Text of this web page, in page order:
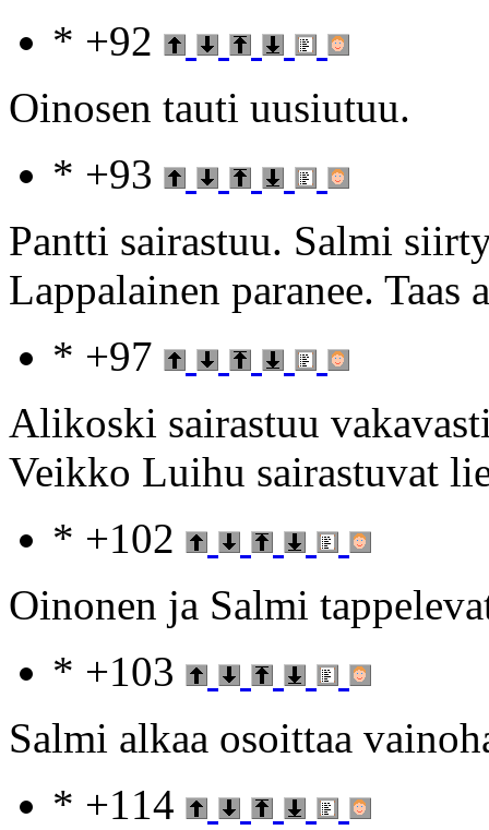
* +92
Oinosen tauti uusiutuu.
* +93
Pantti sairastuu. Salmi
Lappalainen paranee.
* +97
Alikoski sairastuu
Veikko Luihu sairastuvat
* +102
Oinonen ja Salmi
* +103
Salmi alkaa osoittaa
* +114